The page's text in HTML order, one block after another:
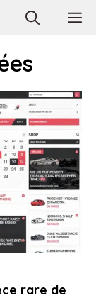
rare de